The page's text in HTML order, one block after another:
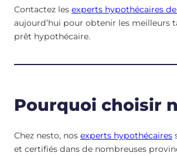
Contactez les experts hypothécaires
aujourd’hui pour obtenir les meilleurs
prêt hypothécaire.
Pourquoi choisir
Chez nesto, nos experts hypothécaires
et certifiés dans de nombreuses